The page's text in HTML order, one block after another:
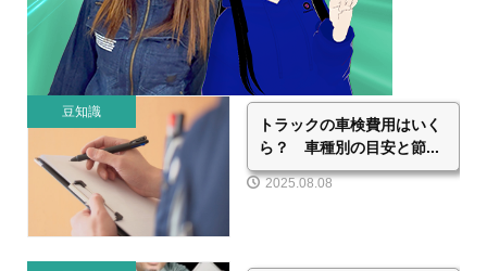
豆知識
トラックの車検費用はいく
ら？ 車種別の目安と節...
2025.08.08